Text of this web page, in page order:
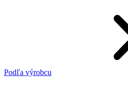
Podľa výrobcu